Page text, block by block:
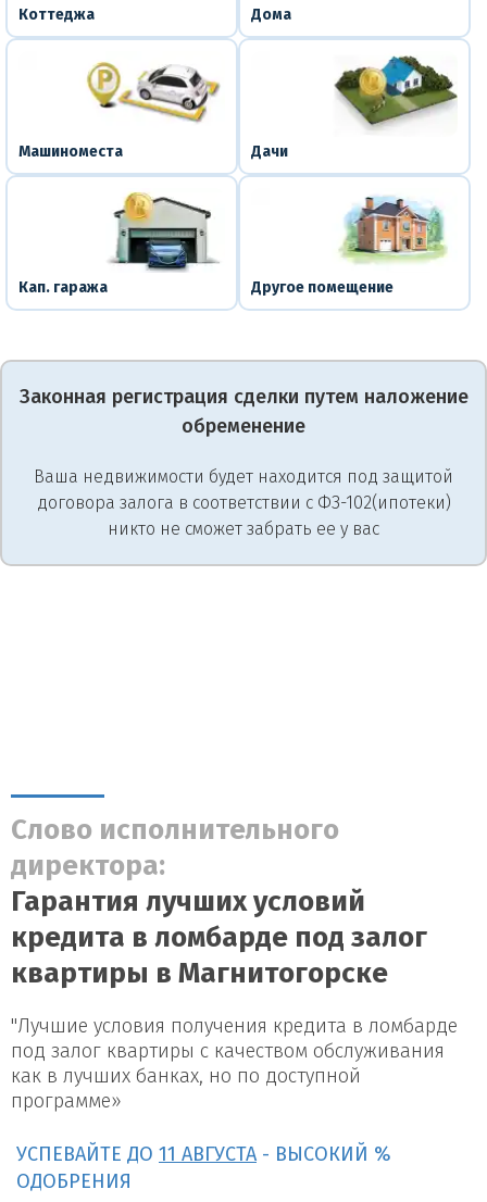
Коттеджа Дома
Машиноместа Дачи
Кап. гаража Другое помещение
Законная регистрация сделки путем наложение
обременение
Ваша недвижимости будет находится под защитой
договора залога в соответствии с ФЗ-102(ипотеки)
никто не сможет забрать ее у вас
Слово исполнительного
директора:
Гарантия лучших условий
кредита в ломбарде под залог
квартиры в Магнитогорске
"Лучшие условия получения кредита в ломбарде
под залог квартиры с качеством обслуживания
как в лучших банках, но по доступной
программе»
УСПЕВАЙТЕ ДО 11 АВГУСТА - ВЫСОКИЙ %
ОДОБРЕНИЯ